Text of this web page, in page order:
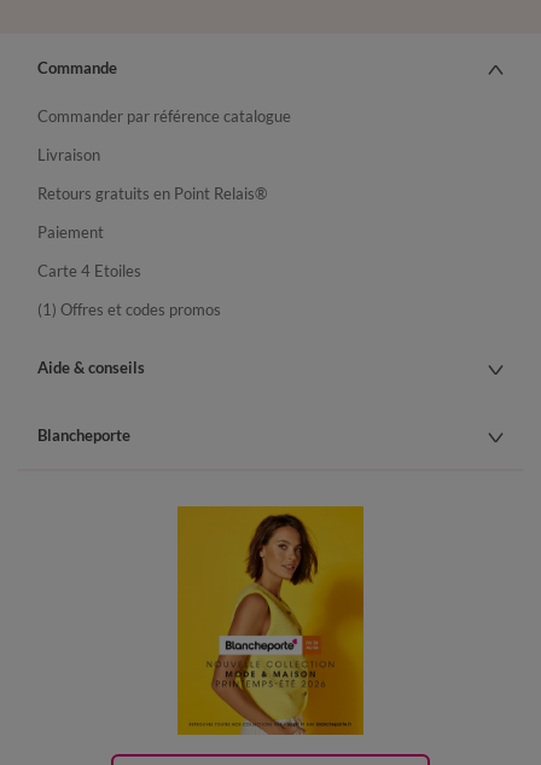
Commande
Commander par référence catalogue
Livraison
Retours gratuits en Point Relais®
Paiement
Carte 4 Etoiles
(1) Offres et codes promos
Aide & conseils
Blancheporte